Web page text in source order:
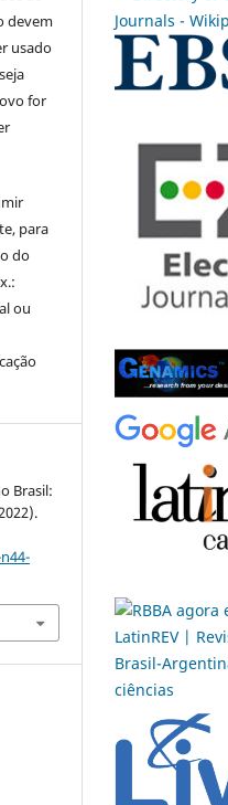
devem
usado
for
para
do
ou
Brasil: